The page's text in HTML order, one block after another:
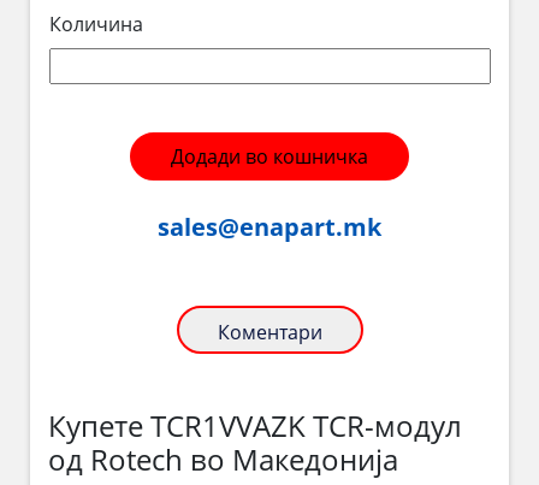
Количина
Додади во кошничка
sales@enapart.mk
Коментари
Купете TCR1VVAZK TCR-модул
од Rotech во Македонија